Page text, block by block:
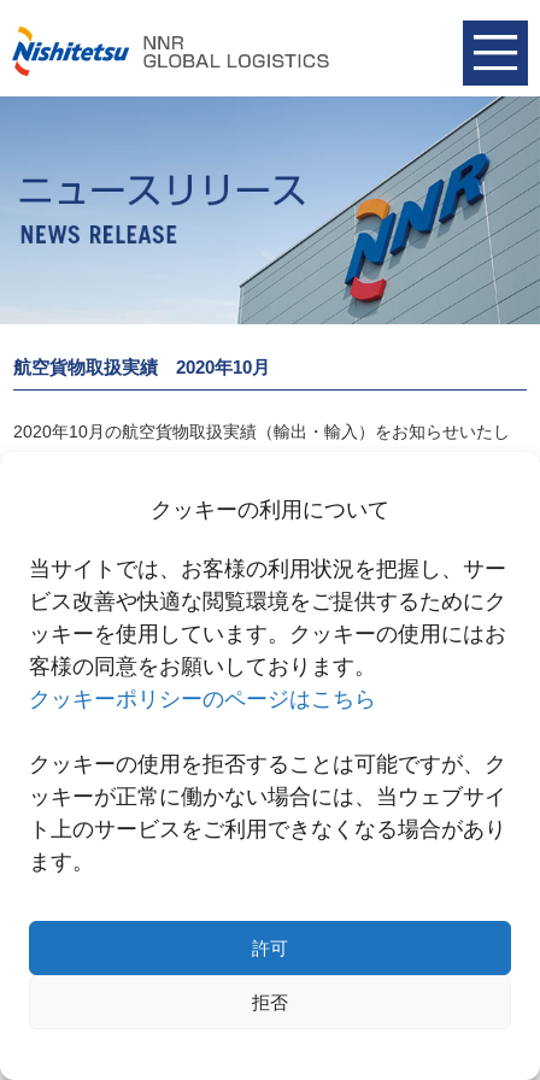
クッキーの利用について
当サイトでは、お客様の利用状況を把握し、サー
ビス改善や快適な閲覧環境をご提供するためにク
ッキーを使用しています。クッキーの使用にはお
客様の同意をお願いしております。
クッキーポリシーのページはこちら
クッキーの使用を拒否することは可能ですが、ク
ッキーが正常に働かない場合には、当ウェブサイ
ト上のサービスをご利用できなくなる場合があり
ます。
許可
拒否
航空貨物取扱実績 2020年10月
2020年10月の航空貨物取扱実績（輸出・輸入）をお知らせいたし
一覧へ
Copyright© NNR GLOBAL LOGISTICS A Div.of Nishi-Nippon Railroad Co.,Ltd.